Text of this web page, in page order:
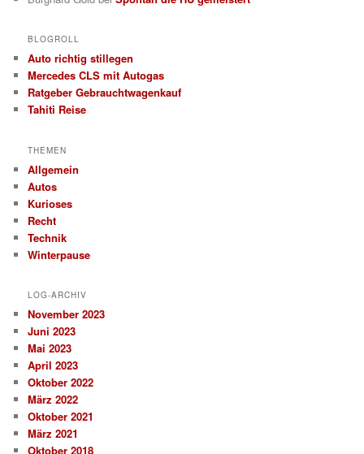
BLOGROLL
Auto richtig stillegen
Mercedes CLS mit Autogas
Ratgeber Gebrauchtwagenkauf
Tahiti Reise
THEMEN
Allgemein
Autos
Kurioses
Recht
Technik
Winterpause
LOG-ARCHIV
November 2023
Juni 2023
Mai 2023
April 2023
Oktober 2022
März 2022
Oktober 2021
März 2021
Oktober 2018